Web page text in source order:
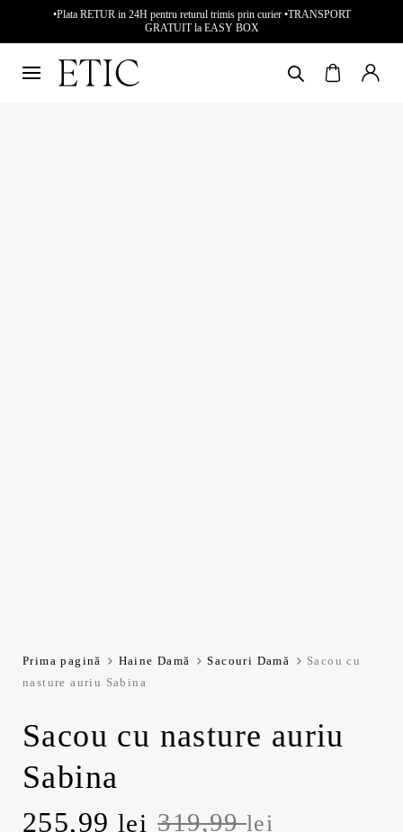
•Plata RETUR in 24H pentru returul trimis prin curier •TRANSPORT
GRATUIT la EASY BOX
Prima pagină Haine Damă Sacouri Damă
Sacou cu
nasture auriu Sabina
Sacou cu nasture auriu
Sabina
319,99lei
Prețul
255,99 lei
Prețul